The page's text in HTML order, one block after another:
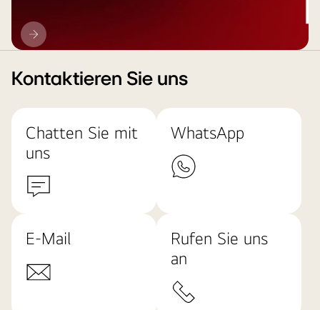
LG
Aktualisieren
Kontaktieren Sie uns
Chatten Sie mit
uns
WhatsApp
E-Mail
Rufen Sie uns
an